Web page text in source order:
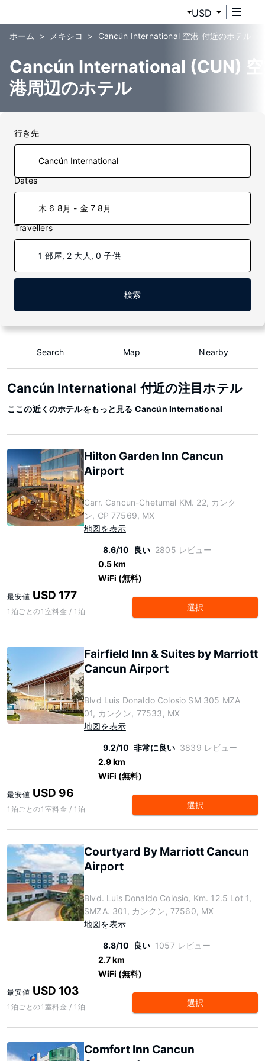
USD
ホーム メキシコ Cancún International 空港 付近のホテル
Cancún International (CUN) 空
港周辺のホテル
行き先
Dates
木 6 8月 - 金 7 8月
Travellers
1 部屋, 2 大人, 0 子供
検索
Search Map Nearby
Cancún International 付近の注目ホテル
ここの近くのホテルをもっと見る Cancún International
Hilton Garden Inn Cancun
Airport
Carr. Cancun-Chetumal KM. 22, カンク
ン, CP 77569, MX
地図を表示
8.6/10 良い 2805 レビュー
0.5 km
WiFi (無料)
最安値 USD 177
1泊ごとの1室料金 / 1泊 選択
Fairfield Inn & Suites by Marriott
Cancun Airport
Blvd Luis Donaldo Colosio SM 305 MZA
01, カンクン, 77533, MX
地図を表示
9.2/10 非常に良い 3839 レビュー
2.9 km
WiFi (無料)
最安値 USD 96
1泊ごとの1室料金 / 1泊 選択
Courtyard By Marriott Cancun
Airport
Blvd. Luis Donaldo Colosio, Km. 12.5 Lot 1,
SMZA. 301, カンクン, 77560, MX
地図を表示
8.8/10 良い 1057 レビュー
2.7 km
WiFi (無料)
最安値 USD 103
1泊ごとの1室料金 / 1泊 選択
Comfort Inn Cancun